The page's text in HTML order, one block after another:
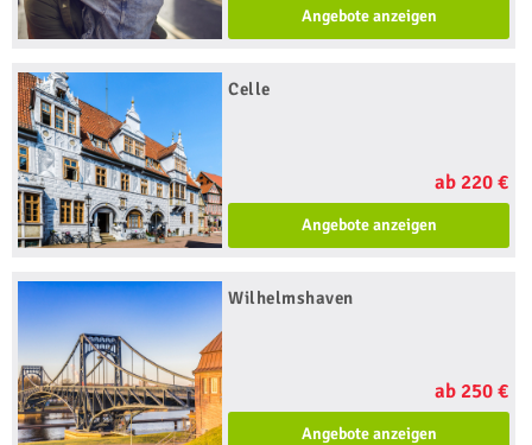
Angebote anzeigen
Celle
ab 220 €
Angebote anzeigen
Wilhelmshaven
ab 250 €
Angebote anzeigen